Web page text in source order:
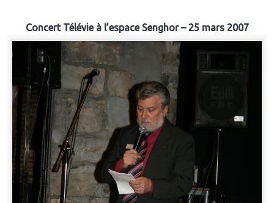
Concert Télévie à l’espace Senghor – 25 mars 2007